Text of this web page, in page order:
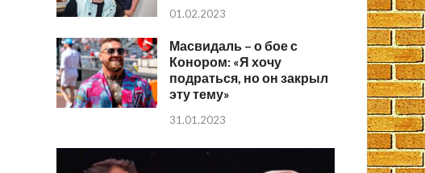
01.02.2023
Масвидаль – о бое с
Конором: «Я хочу
подраться, но он закрыл
эту тему»
31.01.2023